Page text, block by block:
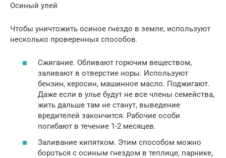
Осиный улей
Чтобы уничтожить осиное гнездо в земле, используют
несколько проверенных способов.
Сжигание. Обливают горючим веществом,
заливают в отверстие норы. Используют
бензин, керосин, машинное масло. Поджигают.
Даже если в улье будут не все члены семейства,
жить дальше там не станут, выведение
вредителей закончится. Рабочие особи
погибают в течение 1-2 месяцев.
Заливание кипятком. Этим способом можно
бороться с осиным гнездом в теплице, парнике,